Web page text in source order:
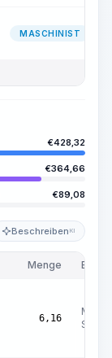
MASCHINIST
€428,32
€364,66
€89,08
Beschreiben KI
Menge Einheit
6,16
Std.